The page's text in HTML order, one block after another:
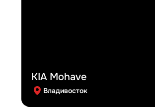
KIA Mohave
Владивосток